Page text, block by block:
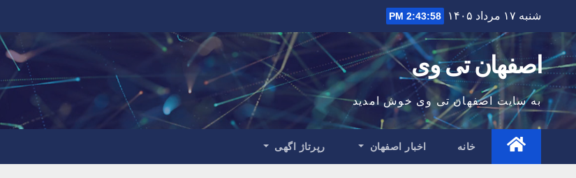
to
content
شنبه ۱۷ مرداد ۱۴۰۵ 2:43:59 PM
اصفهان تی وی
به سایت اصفهان تی وی خوش امدید
خانه اخبار اصفهان رپرتاژ اگهی